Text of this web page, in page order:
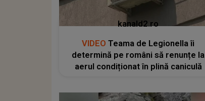
kanald2.ro
VIDEO Teama de Legionella îi
determină pe români să renunțe la
aerul condiționat în plină caniculă